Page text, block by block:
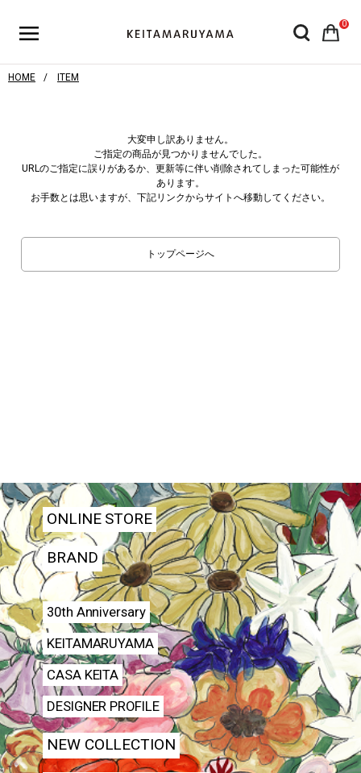
0
HOME ITEM
大変申し訳ありません。
ご指定の商品が見つかりませんでした。
URLのご指定に誤りがあるか、更新等に伴い削除されてしまった可能性が
あります。
お手数とは思いますが、下記リンクからサイトへ移動してください。
トップページへ
ONLINE STORE
BRAND
30th Anniversary
KEITAMARUYAMA
CASA KEITA
DESIGNER PROFILE
NEW COLLECTION